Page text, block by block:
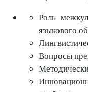
Роль
языкового
Вопросы